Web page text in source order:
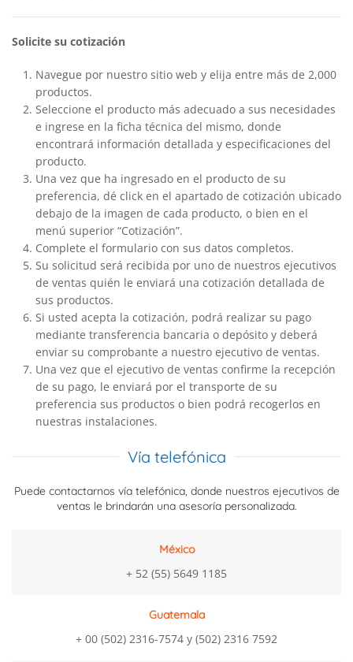
Solicite su cotización
Navegue por nuestro sitio web y elija entre más de 2,000
productos.
Seleccione el producto más adecuado a sus necesidades
e ingrese en la ficha técnica del mismo, donde
encontrará información detallada y especificaciones del
producto.
Una vez que ha ingresado en el producto de su
preferencia, dé click en el apartado de cotización ubicado
debajo de la imagen de cada producto, o bien en el
menú superior “Cotización”.
Complete el formulario con sus datos completos.
Su solicitud será recibida por uno de nuestros ejecutivos
de ventas quién le enviará una cotización detallada de
sus productos.
Si usted acepta la cotización, podrá realizar su pago
mediante transferencia bancaria o depósito y deberá
enviar su comprobante a nuestro ejecutivo de ventas.
Una vez que el ejecutivo de ventas confirme la recepción
de su pago, le enviará por el transporte de su
preferencia sus productos o bien podrá recogerlos en
nuestras instalaciones.
Vía telefónica
Puede contactarnos vía telefónica, donde nuestros ejecutivos de
ventas le brindarán una asesoría personalizada.
México
+ 52 (55) 5649 1185
Guatemala
+ 00 (502) 2316-7574 y (502) 2316 7592